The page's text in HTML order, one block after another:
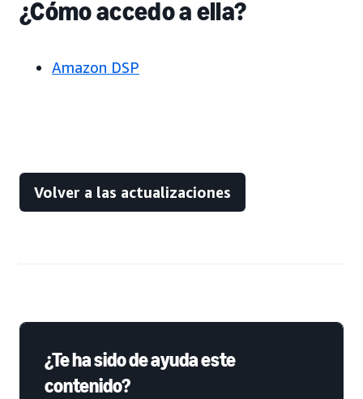
¿Cómo accedo a ella?
Amazon DSP
Volver a las actualizaciones
¿Te ha sido de ayuda este
contenido?